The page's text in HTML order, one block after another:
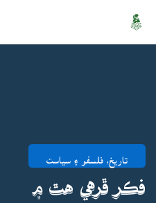
تاريخ، فلسفو ۽ سياست
فڪر ڦرهي هٿ ۾